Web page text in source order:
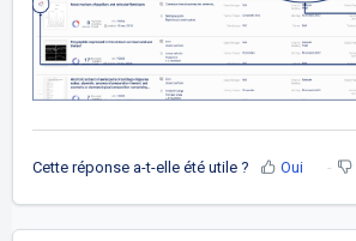
Cette réponse a-t-elle été utile ? Oui